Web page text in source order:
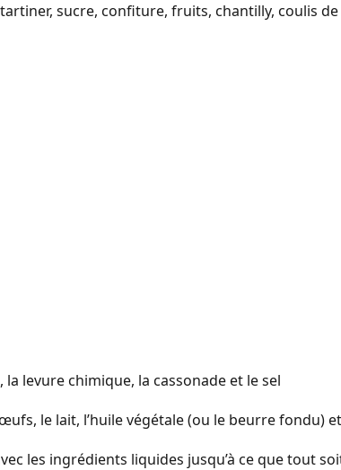
sucre, confiture, fruits, chantilly, coulis de
levure chimique, la cassonade et le sel
le lait, l’huile végétale (ou le beurre fondu)
les ingrédients liquides jusqu’à ce que tout